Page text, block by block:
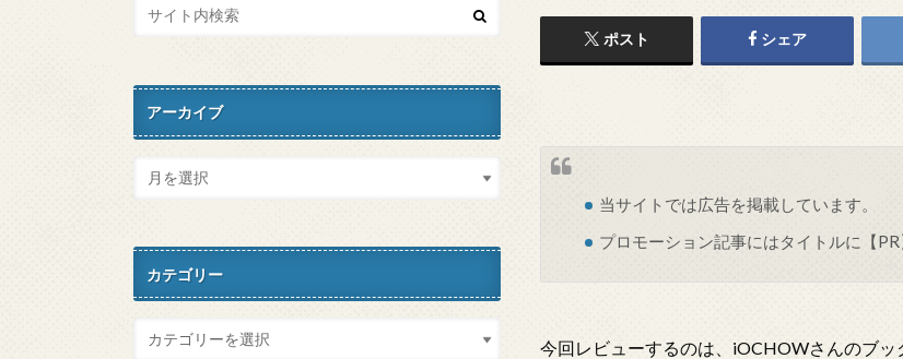
ポスト シェア
当サイトでは広告を掲載しています。
プロモーション記事にはタイトルに【PR
今回レビューするのは、iOCHOWさんのブッ
アーカイブ
カテゴリー